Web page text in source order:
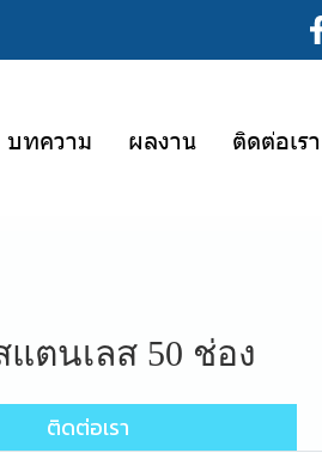
บทความ ผลงาน ติดต่อเรา
ตนเลส 50 ช่อง
ติดต่อเรา